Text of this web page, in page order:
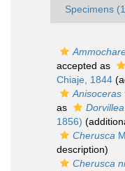
Specimens
accepted as
Chiaje, 1844
Anisoceras
as
1856)
Cherusca
description)
Cherusca